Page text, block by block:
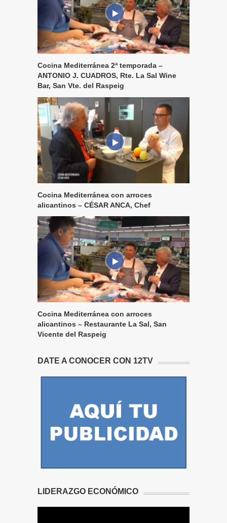
Cocina Mediterránea 2ª temporada –
ANTONIO J. CUADROS, Rte. La Sal Wine
Bar, San Vte. del Raspeig
Cocina Mediterránea con arroces
alicantinos – CÉSAR ANCA, Chef
Cocina Mediterránea con arroces
alicantinos – Restaurante La Sal, San
Vicente del Raspeig
DATE A CONOCER CON 12TV
LIDERAZGO ECONÓMICO